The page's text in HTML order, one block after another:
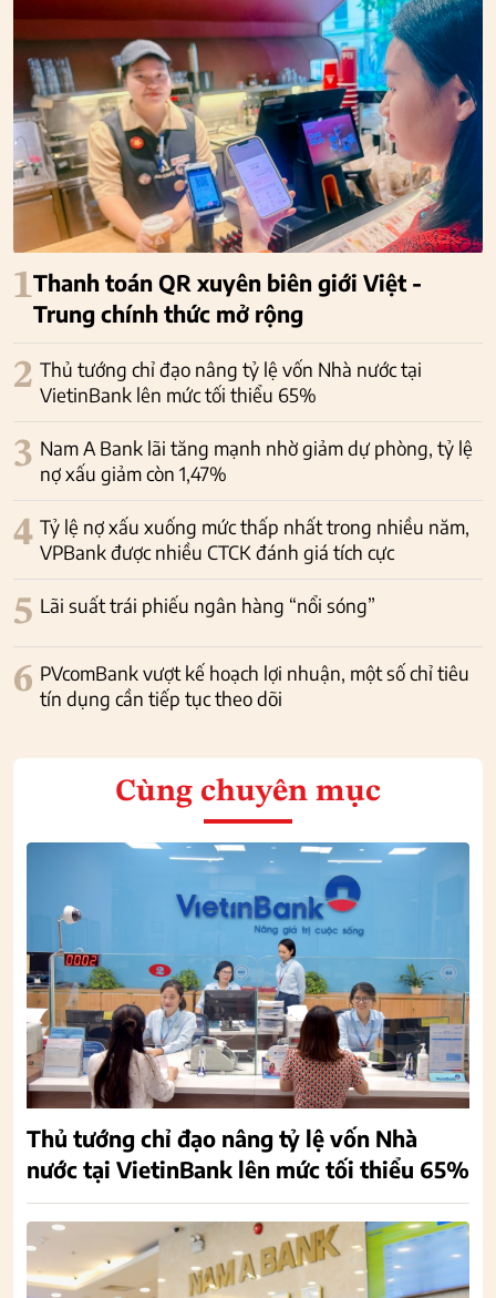
1Thanh toán QR xuyên biên giới Việt -
Trung chính thức mở rộng
2 Thủ tướng chỉ đạo nâng tỷ lệ vốn Nhà nước tại
VietinBank lên mức tối thiểu 65%
3 Nam A Bank lãi tăng mạnh nhờ giảm dự phòng, tỷ lệ
nợ xấu giảm còn 1,47%
4 Tỷ lệ nợ xấu xuống mức thấp nhất trong nhiều năm,
VPBank được nhiều CTCK đánh giá tích cực
5 Lãi suất trái phiếu ngân hàng “nổi sóng”
6 PVcomBank vượt kế hoạch lợi nhuận, một số chỉ tiêu
tín dụng cần tiếp tục theo dõi
Cùng chuyên mục
Thủ tướng chỉ đạo nâng tỷ lệ vốn Nhà
nước tại VietinBank lên mức tối thiểu 65%